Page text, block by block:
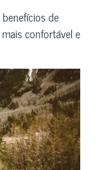
de
confortável e